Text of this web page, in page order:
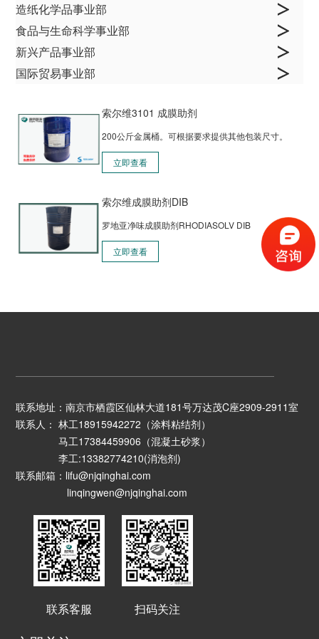
造纸化学品事业部
食品与生命科学事业部
新兴产品事业部
国际贸易事业部
索尔维3101 成膜助剂
200公斤金属桶。可根据要求提供其他包装尺寸。
立即查看
索尔维成膜助剂DIB
罗地亚净味成膜助剂RHODIASOLV DIB
立即查看
联系地址：南京市栖霞区仙林大道181号万达茂C座2909-2911室
联系人： 林工18915942272（涂料粘结剂）
马工17384459906（混凝土砂浆）
李工:13382774210(消泡剂)
联系邮箱：lifu@njqinghai.com
linqingwen@njqinghai.com
联系客服 扫码关注